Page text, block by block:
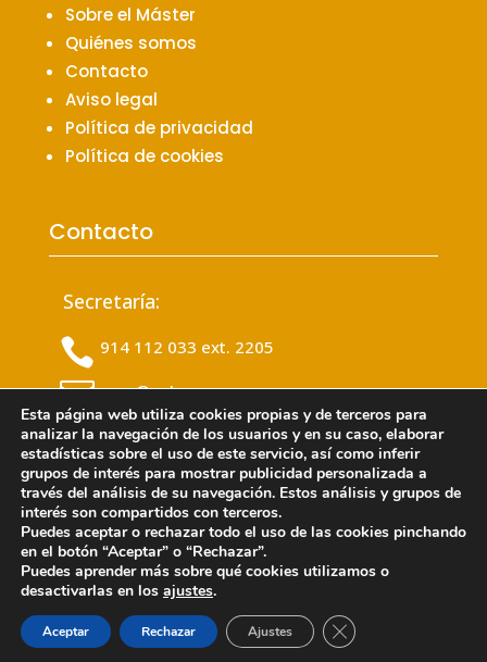
Sobre el Máster
Quiénes somos
Contacto
Aviso legal
Política de privacidad
Política de cookies
Contacto
Secretaría:
 914 112 033 ext. 2205
 msa@colvema.org
Admisión:
 676 465 837
 admision_msa@colvema.org
Esta página web utiliza cookies propias y de terceros para
analizar la navegación de los usuarios y en su caso, elaborar
estadísticas sobre el uso de este servicio, así como inferir
grupos de interés para mostrar publicidad personalizada a
través del análisis de su navegación. Estos análisis y grupos de
interés son compartidos con terceros.
Puedes aceptar o rechazar todo el uso de las cookies pinchando
en el botón “Aceptar” o “Rechazar”.
Puedes aprender más sobre qué cookies utilizamos o
desactivarlas en los ajustes.
Aceptar Rechazar Ajustes Cerrar el banner de